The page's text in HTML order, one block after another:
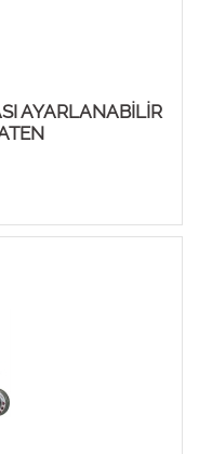
AYARLANABİLİR